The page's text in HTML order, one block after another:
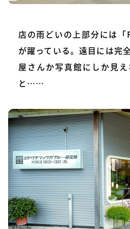
店の雨どいの上部分には「
が躍っている。遠目には完
屋さんか写真館にしか見
と……